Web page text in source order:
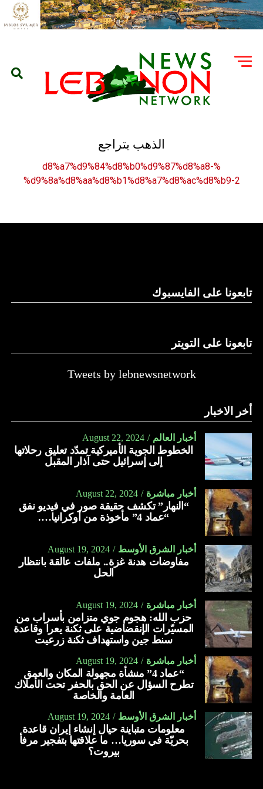
الذهب يتراجع
%d8%a7%d9%84%d8%b0%d9%87%d8%a8-
%d9%8a%d8%aa%d8%b1%d8%a7%d8%ac%d8%b9-2
تابعونا على الفايسبوك
تابعونا على التويتر
Tweets by lebnewsnetwork
أخر الاخبار
أخبار العالم August 22, 2024
الخطوط الجوية الأميركية تمدّد تعليق رحلاتها
إلى إسرائيل حتى آذار المقبل
أخبار مباشرة August 22, 2024
“النهار” تكشف حقيقة صور في فيديو نفق
“عماد 4” مأخوذة من أوكرانيا….
أخبار الشرق الأوسط August 19, 2024
مفاوضات هدنة غزة.. ملفات عالقة بانتظار
الحل
أخبار مباشرة August 19, 2024
حزب الله: هجوم جوي متزامن بأسراب من
المسيّرات الإنقضاضية على ثكنة يعرا وقاعدة
سنط جين واستهداف ثكنة زرعيت
أخبار مباشرة August 19, 2024
“عماد 4” منشأة مجهولة المكان والعمق
تطرح السؤال عن الحق بالحفر تحت الأملاك
العامة والخاصة
أخبار الشرق الأوسط August 19, 2024
معلومات متباينة حيال إنشاء إيران قاعدة
بحريّة في سوريا… ما علاقتها بتفجير مرفأ
بيروت؟